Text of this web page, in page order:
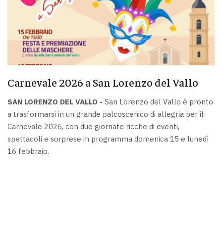
Carnevale 2026 a San Lorenzo del Vallo
SAN LORENZO DEL VALLO - San Lorenzo del Vallo è pronto
a trasformarsi in un grande palcoscenico di allegria per il
Carnevale 2026, con due giornate ricche di eventi,
spettacoli e sorprese in programma domenica 15 e lunedì
16 febbraio.